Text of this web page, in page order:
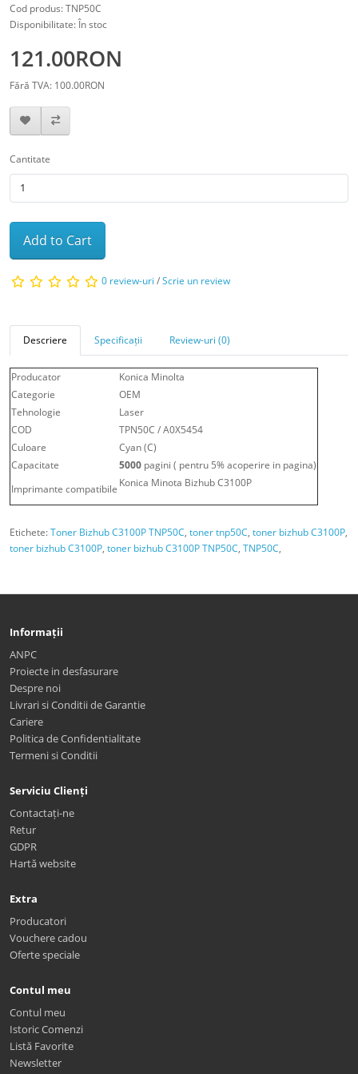
Cod produs: TNP50C
Disponibilitate: În stoc
121.00RON
Fără TVA: 100.00RON
Cantitate
Add to Cart
0 review-uri /Scrie un review
Descriere Specificații Review-uri (0)
Producator
Konica Minolta
Categorie
OEM
Tehnologie
Laser
COD
TPN50C / A0X5454
Culoare
Cyan (C)
Capacitate
5000 pagini ( pentru 5% acoperire in pagina)
Imprimante compatibile Konica Minota Bizhub C3100P
Etichete:Toner Bizhub C3100P TNP50C, toner tnp50C, toner bizhub C3100P,
toner bizhub C3100P, toner bizhub C3100P TNP50C, TNP50C,
Informații
ANPC
Proiecte in desfasurare
Despre noi
Livrari si Conditii de Garantie
Cariere
Politica de Confidentialitate
Termeni si Conditii
Serviciu Clienți
Contactați-ne
Retur
GDPR
Hartă website
Extra
Producatori
Vouchere cadou
Oferte speciale
Contul meu
Contul meu
Istoric Comenzi
Listă Favorite
Newsletter